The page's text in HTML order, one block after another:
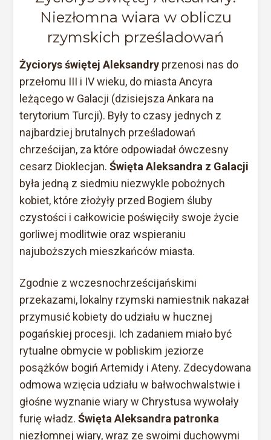
Niezłomna wiara w obliczu
rzymskich prześladowań
Życiorys świętej Aleksandry przenosi nas do
przełomu III i IV wieku, do miasta Ancyra
leżącego w Galacji (dzisiejsza Ankara na
terytorium Turcji). Były to czasy jednych z
najbardziej brutalnych prześladowań
chrześcijan, za które odpowiadał ówczesny
cesarz Dioklecjan.Święta Aleksandra z Galacji
była jedną z siedmiu niezwykle pobożnych
kobiet, które złożyły przed Bogiem śluby
czystości i całkowicie poświęciły swoje życie
gorliwej modlitwie oraz wspieraniu
najuboższych mieszkańców miasta.
Zgodnie z wczesnochrześcijańskimi
przekazami, lokalny rzymski namiestnik nakazał
przymusić kobiety do udziału w hucznej
pogańskiej procesji. Ich zadaniem miało być
rytualne obmycie w pobliskim jeziorze
posążków bogiń Artemidy i Ateny. Zdecydowana
odmowa wzięcia udziału w bałwochwalstwie i
głośne wyznanie wiary w Chrystusa wywołały
furię władz.Święta Aleksandra patronka
niezłomnej wiary, wraz ze swoimi duchowymi